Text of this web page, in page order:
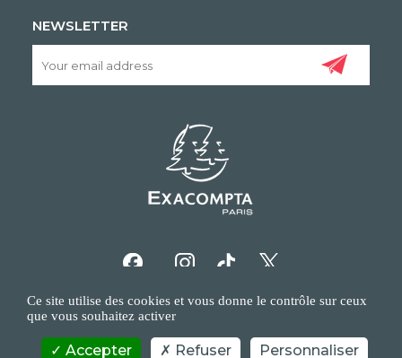
NEWSLETTER
Ce site utilise des cookies et vous donne le contrôle sur ceux
que vous souhaitez activer
Accepter Refuser Personnaliser